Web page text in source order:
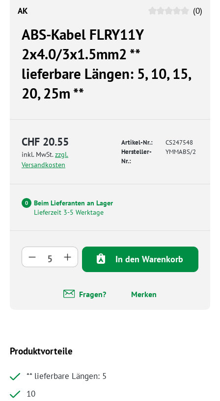
AK (0)
ABS-Kabel FLRY11Y
2x4.0/3x1.5mm2 **
lieferbare Längen: 5, 10, 15,
20, 25m **
CHF 20.55
inkl. MwSt.zzgl.
Versandkosten
Artikel-Nr.:
CS247548
Hersteller-
Nr.:
YMMABS/2
0
Beim Lieferanten an Lager
Lieferzeit 3-5 Werktage
Produkt Anzahl: Gib den gewünschten
In den Warenkorb
Fragen? Merken
Produktvorteile
** lieferbare Längen: 5
10